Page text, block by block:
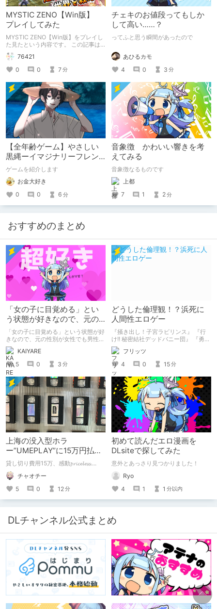
MYSTIC ZENO【Win版】
プレイしてみた
MYSTIC ZENO【Win版】をプレイし
た見たという内容です。 この記事は
通常のクリエイターズ記事です。
76421
0
0 7分
チェキのお値段ってもしか
して高い……？
ってふと思う瞬間があったので
あひるカモ
4
0 3 分
【全年齢ゲーム】やさしい
黒縄ーイマジナリーフレン
ドの「彼」と過ごすおぼん
やすみー
ゲームを紹介します
お金大好き
0
0 6 分
音象徴 かわいい響きを考
えてみる
音象徴なるものです
上都
7
1 2分
おすすめのまとめ
「女の子に目覚める」とい
う状態が好きなので、元の
性別が女性でも男性でも問
題ない話
「女の子に目覚める」という状態が好
きなので、元の性別が女性でも男性で
も問題ない話
KAIYARE
5
0 3 分
どうした倫理観！？浜死に
人間性エロゲー
『掻き出し！子宮ラビリンス』 『行
け!! 秘密結社デッドバニー団』 『勇者
ミアとツンツン猫サキュバス ~それで
も勇者はコロせない!~』 『めいどいん
めいど！』 本記事はねくすとテーマ
「人に薦めづらいけど好きな作
品」”ではない”です。 好きだったら人
に薦めるのは当たり前だよなぁ！？
フリッツ
4
0 15分
上海の没入型ホラ
ー”UMEPLAY”に15万円払っ
たら、2作品とも号泣した※
ネタバレなし
貸し切り費用15万、感動𝓹𝓻𝓲𝓬𝓮𝓵𝓮𝓼𝓼....
チャオチー
5
0 12分
初めて読んだエロ漫画を
DLsiteで探してみた
意外とあっさり見つかりました！
Ryo
4
1 1 分以内
DLチャンネル公式まとめ